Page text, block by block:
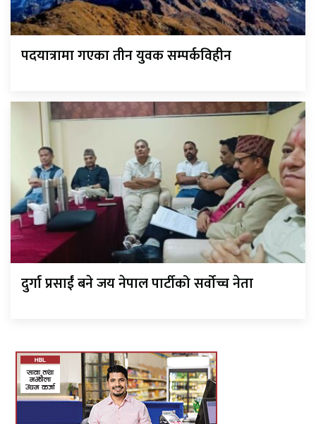
पदयात्रामा गएका तीन युवक सम्पर्कविहीन
दुर्गा प्रसाईं बने जय नेपाल पार्टीको सर्वोच्च नेता